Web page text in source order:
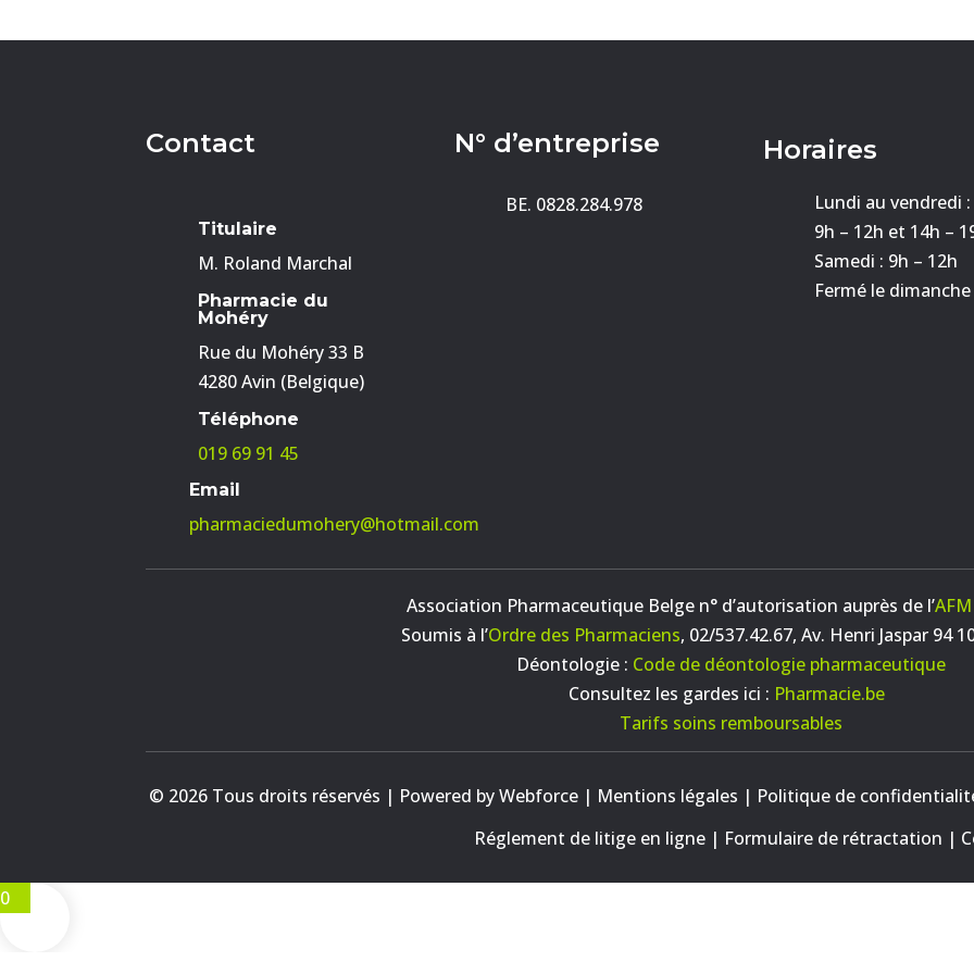
Contact
Titulaire
M. Roland Marchal
Pharmacie du
Mohéry
Rue du Mohéry 33 B
4280 Avin (Belgique)
Téléphone
019 69 91 45
Email
pharmaciedumohery@hotmail.com
N° d’entreprise
BE. 0828.284.978
Horaires
Lundi au vendredi :
9h – 12h et 14h –
Samedi : 9h – 12h
Fermé le dimanche
Association Pharmaceutique Belge n° d’autorisation auprès de l’
Soumis à l’Ordre des Pharmaciens, 02/537.42.67, Av. Henri Jaspar 94
Déontologie : Code de déontologie pharmaceutique
Consultez les gardes ici : Pharmacie.be
Tarifs soins remboursables
© 2026 Tous droits réservés | Powered by Webforce | Mentions légales | Politique de
Réglement de litige en ligne | Formulaire de rétractation |
0